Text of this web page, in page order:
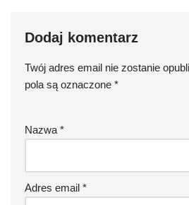
Dodaj komentarz
Twój adres email nie zostanie
pola są oznaczone *
Nazwa *
Adres email *